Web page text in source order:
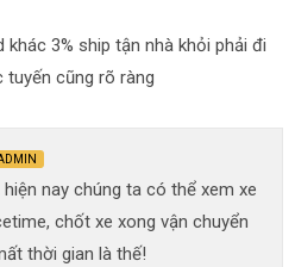
khác 3% ship tận nhà khỏi phải đi
tuyến cũng rõ ràng
nay chúng ta có thể xem xe
chốt xe xong vận chuyển
thời gian là thế!